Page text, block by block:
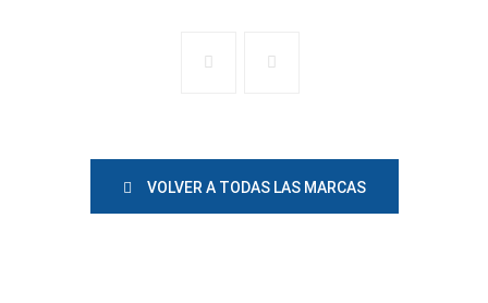
VOLVER A TODAS LAS MARCAS